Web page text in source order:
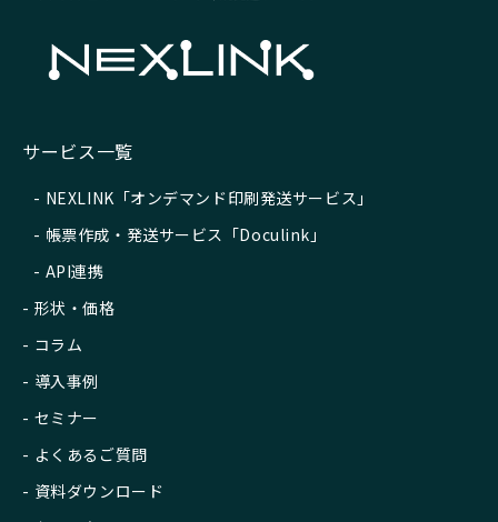
サービス一覧
NEXLINK「オンデマンド印刷発送サービス」
帳票作成・発送サービス「Doculink」
API連携
形状・価格
コラム
導入事例
セミナー
よくあるご質問
資料ダウンロード